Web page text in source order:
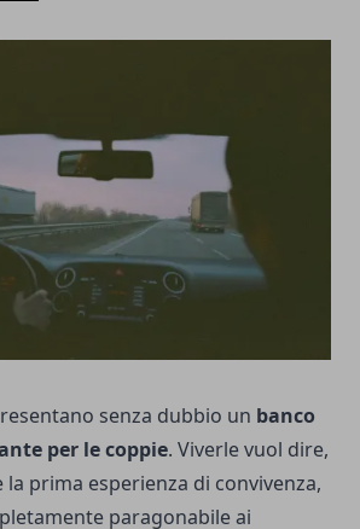
senza dubbio un banco
per le coppie. Viverle vuol dire,
prima esperienza di convivenza,
paragonabile ai